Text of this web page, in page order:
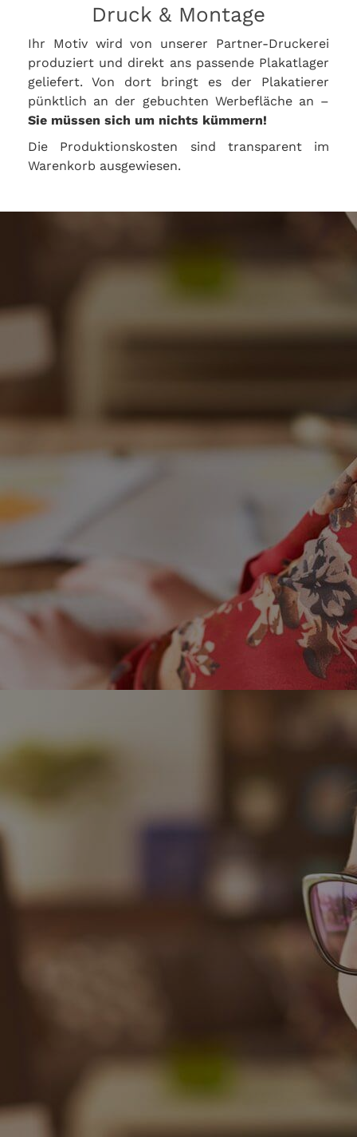
Druck & Montage
Ihr Motiv wird von unserer Partner-Druckerei
produziert und direkt ans passende Plakatlager
geliefert. Von dort bringt es der Plakatierer
pünktlich an der gebuchten Werbefläche an –
Sie müssen sich um nichts kümmern!
Die Produktionskosten sind transparent im
Warenkorb ausgewiesen.